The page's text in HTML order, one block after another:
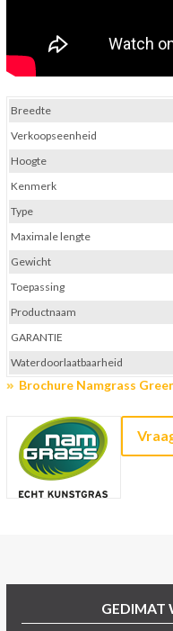
Brochure Namgrass
Breedte
Verkoopseenheid
Hoogte
Kenmerk
Type
Maximale lengte
Gewicht
Toepassing
Productnaam
GARANTIE
Waterdoorlaatbaarheid
GEDIMAT